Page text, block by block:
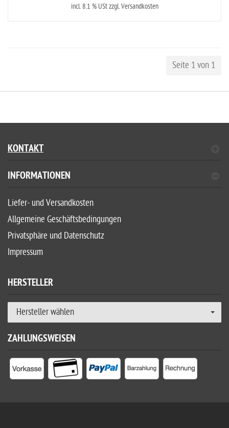
incl. 8.1 % USt zzgl. Versandkosten
Seite 1 von 1
KONTAKT
INFORMATIONEN
Liefer- und Versandkosten
Allgemeine Geschäftsbedingungen
Privatsphäre und Datenschutz
Impressum
HERSTELLER
Hersteller wählen
ZAHLUNGSWEISEN